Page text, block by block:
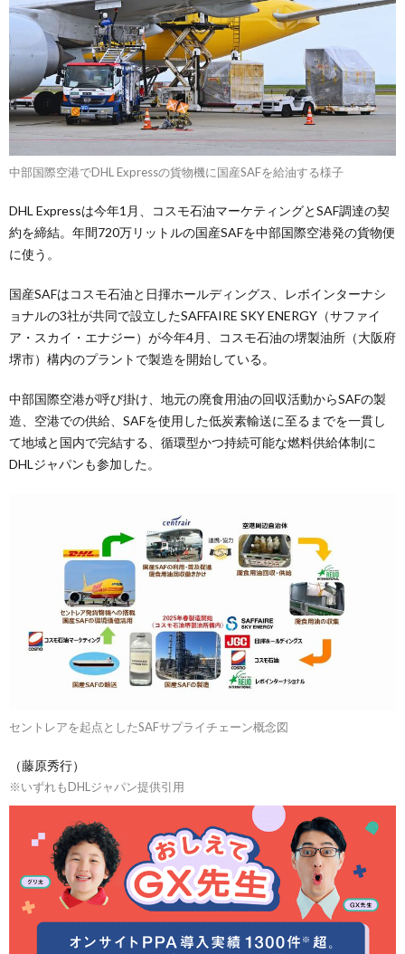
中部国際空港でDHL Expressの貨物機に国産SAFを給油する様子
DHL Expressは今年1月、コスモ石油マーケティングとSAF調達の契
約を締結。年間720万リットルの国産SAFを中部国際空港発の貨物便
に使う。
国産SAFはコスモ石油と日揮ホールディングス、レボインターナシ
ョナルの3社が共同で設立したSAFFAIRE SKY ENERGY（サファイ
ア・スカイ・エナジー）が今年4月、コスモ石油の堺製油所（大阪府
堺市）構内のプラントで製造を開始している。
中部国際空港が呼び掛け、地元の廃食用油の回収活動からSAFの製
造、空港での供給、SAFを使用した低炭素輸送に至るまでを一貫し
て地域と国内で完結する、循環型かつ持続可能な燃料供給体制に
DHLジャパンも参加した。
セントレアを起点としたSAFサプライチェーン概念図
（藤原秀行）
※いずれもDHLジャパン提供引用